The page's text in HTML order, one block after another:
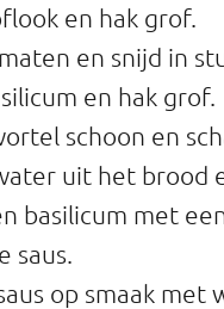
en hak grof.
en snijd in
en hak grof.
schoon en
uit het brood
basilicum met
saus.
op smaak met